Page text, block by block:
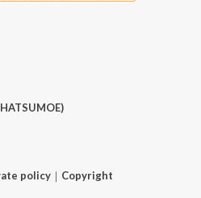
policy｜ Copyright